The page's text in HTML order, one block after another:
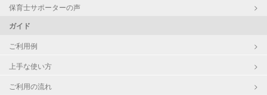
保育士サポーターの声
ガイド
ご利用例
上手な使い方
ご利用の流れ